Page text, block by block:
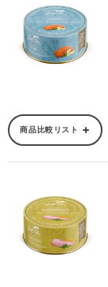
商品比較リスト